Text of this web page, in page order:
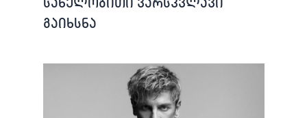
სახელობითი ვარსკვლავი
გაიხსნა